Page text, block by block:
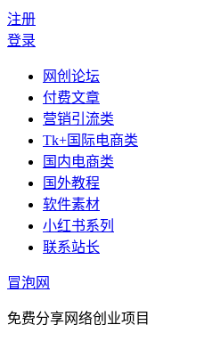
注册
登录
网创论坛
付费文章
营销引流类
Tk+国际电商类
国内电商类
国外教程
软件素材
小红书系列
联系站长
冒泡网
免费分享网络创业项目